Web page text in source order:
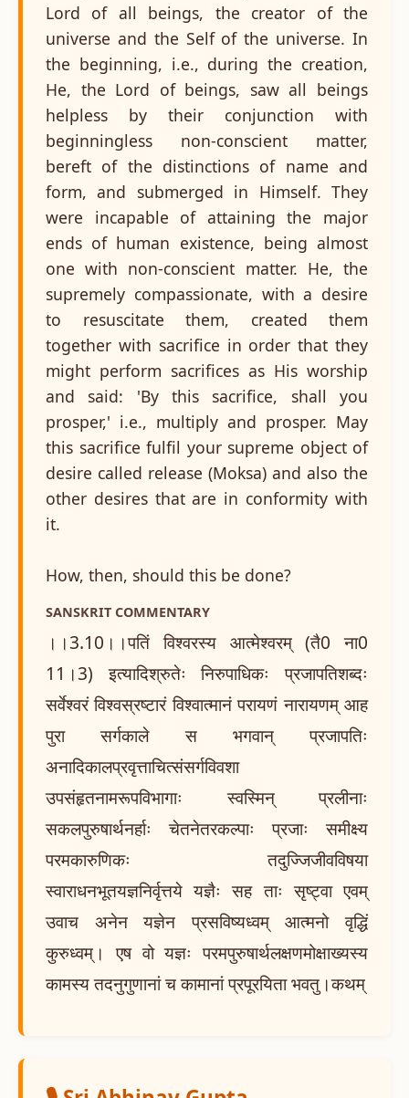
Lord of all beings, the creator of the
universe and the Self of the universe. In
the beginning, i.e., during the creation,
He, the Lord of beings, saw all beings
helpless by their conjunction with
beginningless non-conscient matter,
bereft of the distinctions of name and
form, and submerged in Himself. They
were incapable of attaining the major
ends of human existence, being almost
one with non-conscient matter. He, the
supremely compassionate, with a desire
to resuscitate them, created them
together with sacrifice in order that they
might perform sacrifices as His worship
and said: 'By this sacrifice, shall you
prosper,' i.e., multiply and prosper. May
this sacrifice fulfil your supreme object of
desire called release (Moksa) and also the
other desires that are in conformity with
it.
How, then, should this be done?
SANSKRIT COMMENTARY
।।3.10।।पतिं विश्वरस्य आत्मेश्वरम् (तै0 ना0
11।3) इत्यादिश्रुतेः निरुपाधिकः प्रजापतिशब्दः
सर्वेश्वरं विश्वस्रष्टारं विश्वात्मानं परायणं नारायणम् आह
पुरा सर्गकाले स भगवान् प्रजापतिः
अनादिकालप्रवृत्ताचित्संसर्गविवशा
उपसंहृतनामरूपविभागाः स्वस्मिन् प्रलीनाः
सकलपुरुषार्थनर्हाः चेतनेतरकल्पाः प्रजाः समीक्ष्य
परमकारुणिकः तदुज्जिजीवविषया
स्वाराधनभूतयज्ञनिर्वृत्तये यज्ञैः सह ताः सृष्ट्वा एवम्
उवाच अनेन यज्ञेन प्रसविष्यध्वम् आत्मनो वृद्धिं
कुरुध्वम्। एष वो यज्ञः परमपुरुषार्थलक्षणमोक्षाख्यस्य
कामस्य तदनुगुणानां च कामानां प्रपूरयिता भवतु।कथम्